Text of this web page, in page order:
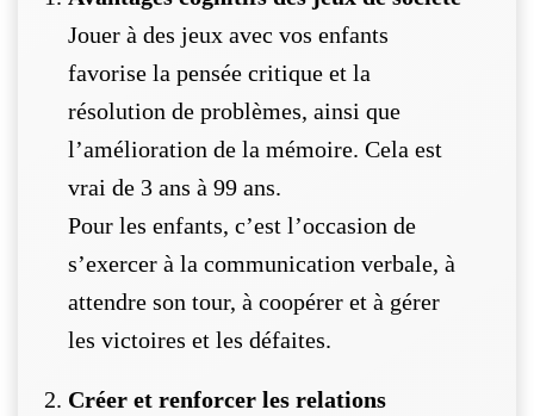
Jouer à des jeux avec vos enfants
favorise la pensée critique et la
résolution de problèmes, ainsi que
l’amélioration de la mémoire. Cela est
vrai de 3 ans à 99 ans.
Pour les enfants, c’est l’occasion de
s’exercer à la communication verbale, à
attendre son tour, à coopérer et à gérer
les victoires et les défaites.
Créer et renforcer les relations